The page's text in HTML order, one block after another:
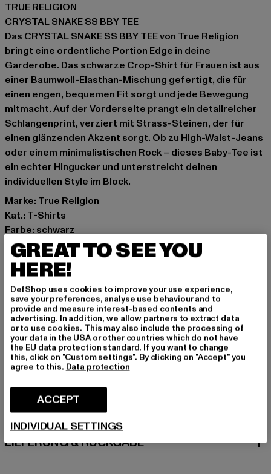
TRUE RELIGION
CRYSTAL SNAKE SS BBY TEE
Das CRYSTAL SNAKE SS BBY TEE von True Religion
bringt eine ordentliche Portion Edge in deine
Garderobe. Das schwarze Crop-Shirt für Frauen ist aus
einer Baumwoll-Elasthan-Mischung gefertigt, die für
einen engen, bequemen Fit sorgt und jede Bewegung
mitmacht. Auf der Vorderseite prangt ein detailreicher
Schlangenprint, verziert mit Strass-Steinen, der für
einen glänzenden Akzent sorgt. Ob zu High-Waist-Jeans
oder einem minimalistischen Rock – dieses Baby-Tee ist
ein echter Hingucker und unterstreicht deinen
individuellen Style im Block.
Marke: True Religion
Kat.: T-Shirts
Farbe: schwarz
Hersteller Farbe: jet black
Materialzusammensetzung: 95% Baumwolle, 5%
Elasthan
Art.Nr: TR209864-02343
Hersteller: True Religion Brand Jeans Germany GmbH |
vertrieb@unifafashion.com
Großenbaumer Weg 11 | 40472 Düsseldorf | DE
GRÖSSE & PASSFORM
PFLEGEHINWEISE
LIEFERUNG & RÜCKGABE
GREAT TO SEE YOU
HERE!
DefShop uses cookies to improve your use experience,
save your preferences, analyse use behaviour and to
provide and measure interest-based contents and
advertising. In addition, we allow partners to extract data
or to use cookies. This may also include the processing of
your data in the USA or other countries which do not have
the EU data protection standard. If you want to change
this, click on "Custom settings". By clicking on "Accept" you
agree to this. Data protection
ACCEPT
INDIVIDUAL SETTINGS